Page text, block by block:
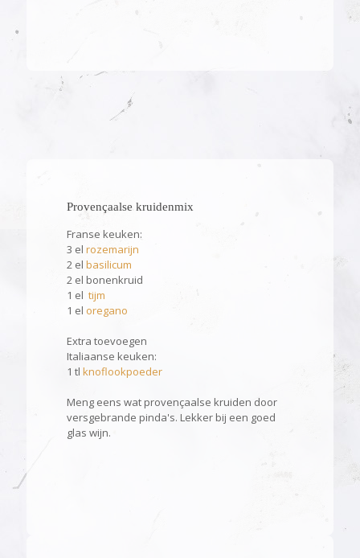
Provençaalse kruidenmix
Franse keuken:
3 el rozemarijn
2 el basilicum
2 el bonenkruid
1 el tijm
1 el oregano
Extra toevoegen
Italiaanse keuken:
1 tl knoflookpoeder
Meng eens wat provençaalse kruiden door
versgebrande pinda's. Lekker bij een goed
glas wijn.